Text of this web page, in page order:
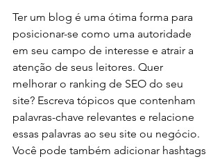
Ter um blog é uma ótima forma para
posicionar-se como uma autoridade
em seu campo de interesse e atrair a
atenção de seus leitores. Quer
melhorar o ranking de SEO do seu
site? Escreva tópicos que contenham
palavras-chave relevantes e relacione
essas palavras ao seu site ou negócio.
Você pode também adicionar hashtags